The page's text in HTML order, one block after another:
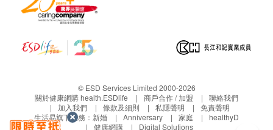
© ESD Services Limited 2000-2026
關於健康網購 health.ESDlife
商戶合作 / 加盟
聯絡我們
加入我們
條款及細則 私隱聲明
免責聲明
生活易旗下業務： 新婚 Anniversary 家庭
healthyD
健康網購
Digital Solutions